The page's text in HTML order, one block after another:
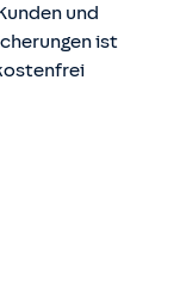
und
ist